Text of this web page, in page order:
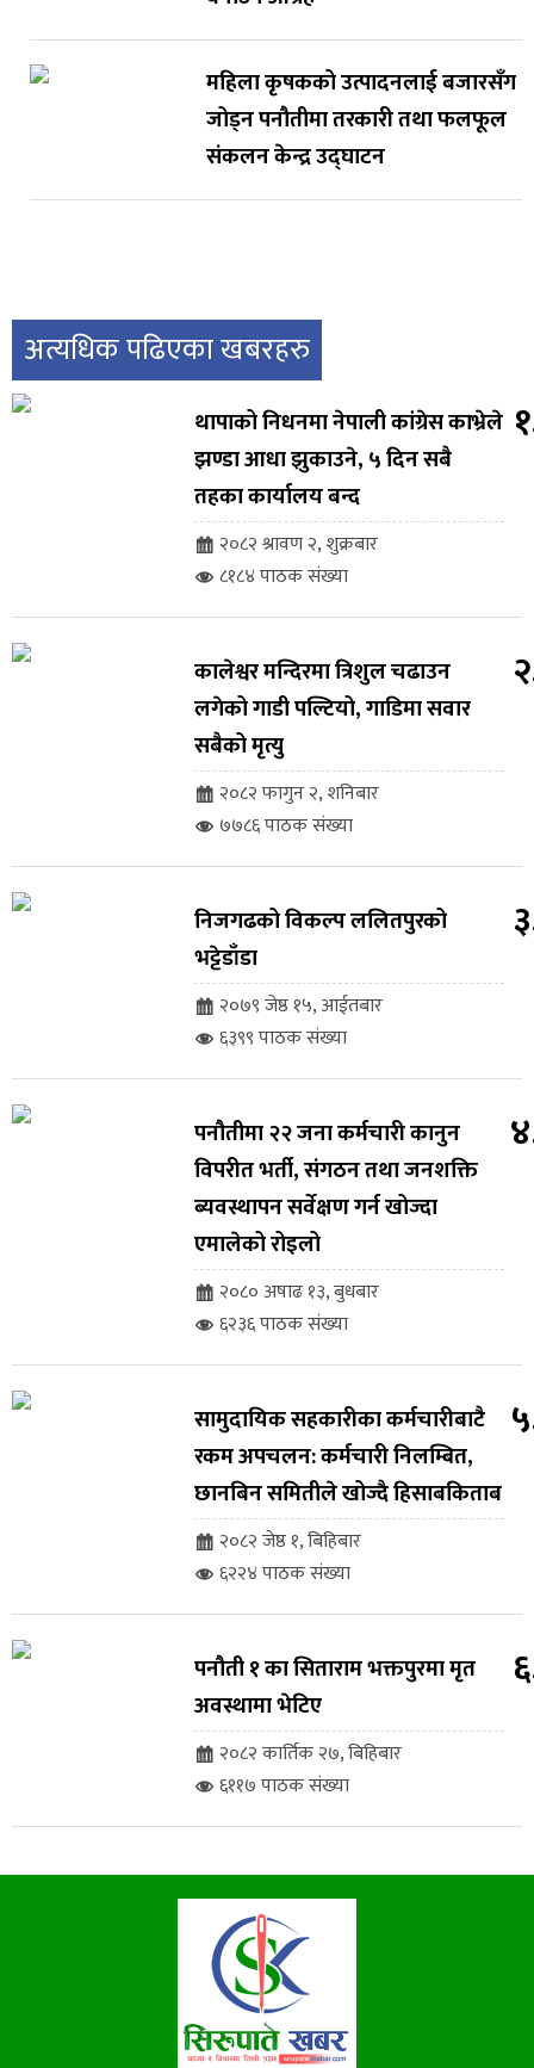
महिला कृषकको उत्पादनलाई बजारसँग
जोड्न पनौतीमा तरकारी तथा फलफूल
संकलन केन्द्र उद्घाटन
अत्यधिक पढिएका खबरहरु
थापाको निधनमा नेपाली कांग्रेस काभ्रेले
झण्डा आधा झुकाउने, ५ दिन सबै
तहका कार्यालय बन्द
२०८२ श्रावण २, शुक्रबार
८१८४ पाठक संख्या
कालेश्वर मन्दिरमा त्रिशुल चढाउन
लगेको गाडी पल्टियो, गाडिमा सवार
सबैको मृत्यु
२०८२ फागुन २, शनिबार
७७८६ पाठक संख्या
निजगढको विकल्प ललितपुरको
भट्टेडाँडा
२०७९ जेष्ठ १५, आईतबार
६३९९ पाठक संख्या
पनौतीमा २२ जना कर्मचारी कानुन
विपरीत भर्ती, संगठन तथा जनशक्ति
ब्यवस्थापन सर्वेक्षण गर्न खोज्दा
एमालेको रोइलो
२०८० अषाढ १३, बुधबार
६२३६ पाठक संख्या
सामुदायिक सहकारीका कर्मचारीबाटै
रकम अपचलन: कर्मचारी निलम्बित,
छानबिन समितीले खोज्दै हिसाबकिताब
२०८२ जेष्ठ १, बिहिबार
६२२४ पाठक संख्या
पनौती १ का सिताराम भक्तपुरमा मृत
अवस्थामा भेटिए
२०८२ कार्तिक २७, बिहिबार
६११७ पाठक संख्या